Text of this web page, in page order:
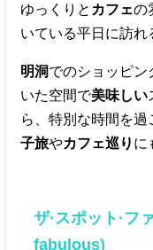
ゆっくりと カフェの
いている平日に訪れ
明洞でのショッピン
いた空間で美味しい
ら、特別な時間を過
子旅やカフェ巡り に
ザ·スポット·フ
fabulous)